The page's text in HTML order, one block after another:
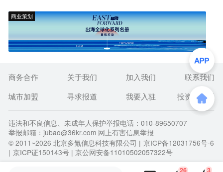
商业策划
26 3
商务合作 关于我们 加入我们
联系我们
城市加盟
寻求报道 我要入驻 投资者关系
违法和不良信息、未成年人保护举报电话：010-89650707
举报邮箱：jubao@36kr.com 网上有害信息举报
© 2011~2026 北京多氪信息科技有限公司 | 京ICP备12031756号-6
| 京ICP证150143号 | 京公网安备11010502057322号